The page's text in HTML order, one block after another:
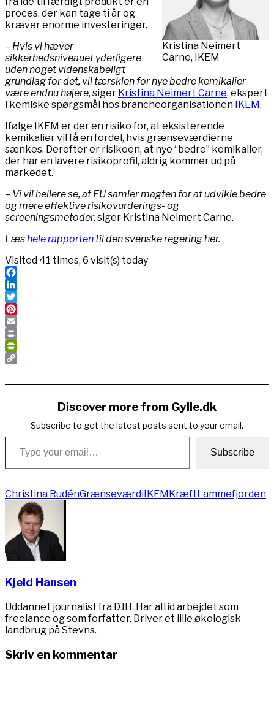
Kristina Neimert
Carne, IKEM
proces, der kan tage ti år og
kræver enorme investeringer.
– Hvis vi hæver
sikkerhedsniveauet yderligere
uden noget videnskabeligt
grundlag for det, vil tærsklen for nye bedre kemikalier
være endnu højere,siger Kristina Neimert Carne, ekspert
i kemiske spørgsmål hos brancheorganisationen IKEM.
Ifølge IKEM er der en risiko for, at eksisterende
kemikalier vil få en fordel, hvis grænseværdierne
sænkes. Derefter er risikoen, at nye “bedre” kemikalier,
der har en lavere risikoprofil, aldrig kommer ud på
markedet.
– Vi vil hellere se, at EU samler magten for at udvikle bedre
og mere effektive risikovurderings- og
screeningsmetoder,siger Kristina Neimert Carne.
Læshele rapporten til den svenske regering her.
Visited 41 times, 6 visit(s) today
Facebook
LinkedIn
Twitter
Pinterest
Email
Print
PrintFriendly
Link
Discover more from Gylle.dk
Subscribe to get the latest posts sent to your email.
Type your email…
Subscribe
Christina RudénGrænseværdi IKEM Kræft Lammefjorden
Kjeld Hansen
Uddannet journalist fra DJH. Har altid arbejdet som
freelance og som forfatter. Driver et lille økologisk
landbrug på Stevns.
Skriv en kommentar